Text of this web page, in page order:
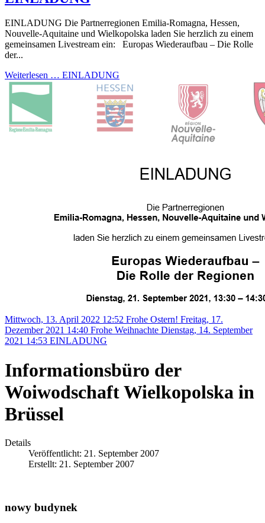
EINLADUNG Die Partnerregionen Emilia-Romagna, Hessen,
Nouvelle-Aquitaine und Wielkopolska laden Sie herzlich zu einem
gemeinsamen Livestream ein: Europas Wiederaufbau – Die Rolle
der...
Weiterlesen … EINLADUNG
Mittwoch, 13. April 2022 12:52 Frohe Ostern! Freitag, 17.
Dezember 2021 14:40 Frohe Weihnachte Dienstag, 14. September
2021 14:53 EINLADUNG
Informationsbüro der
Woiwodschaft Wielkopolska in
Brüssel
Details
Veröffentlicht: 21. September 2007
Erstellt: 21. September 2007
nowy budynek